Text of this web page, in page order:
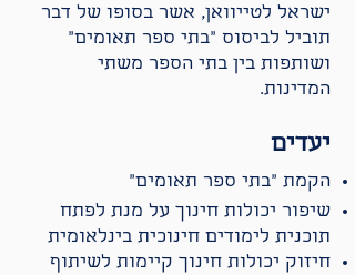
ישראל לטייוואן, אשר בסופו של דבר
תוביל לביסוס ״בתי ספר תאומים״
ושותפות בין בתי הספר משתי
המדינות.
יעדים
הקמת "בתי ספר תאומים״
שיפור יכולות חינוך על מנת לפתח
תוכנית לימודים חינוכית בינלאומית
חיזוק יכולות חינוך קיימות לשיתוף